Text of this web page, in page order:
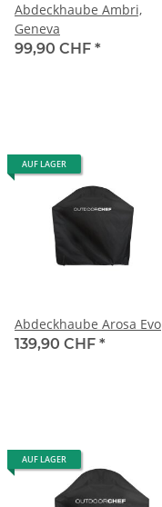
Abdeckhaube Ambri,
Geneva
99,90 CHF *
AUF LAGER
Abdeckhaube Arosa Evo
139,90 CHF *
AUF LAGER